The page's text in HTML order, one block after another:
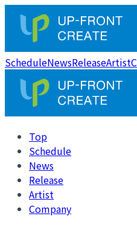
ScheduleNewsReleaseArtist
Top
Schedule
News
Release
Artist
Company